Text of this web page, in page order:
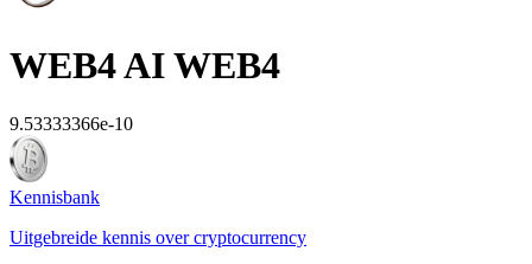
WEB4 AIWEB4
9.53333366e-10
Kennisbank
Uitgebreide kennis over cryptocurrency